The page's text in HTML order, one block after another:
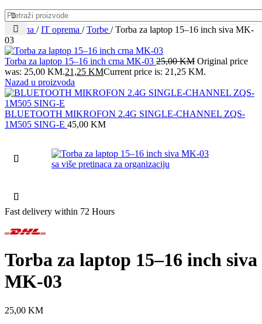
Početna / IT oprema / Torbe / Torba za laptop 15–16 inch siva MK-
03
Torba za laptop 15–16 inch crna MK-03 25,00KM Original price
was: 25,00 KM.21,25 KMCurrent price is: 21,25 KM.
Nazad u proizvoda
BLUETOOTH MIKROFON 2.4G SINGLE-CHANNEL ZQS-
1M505 SING-E 45,00 KM
Fast delivery within 72 Hours
Torba za laptop 15–16 inch siva
MK-03
25,00 KM